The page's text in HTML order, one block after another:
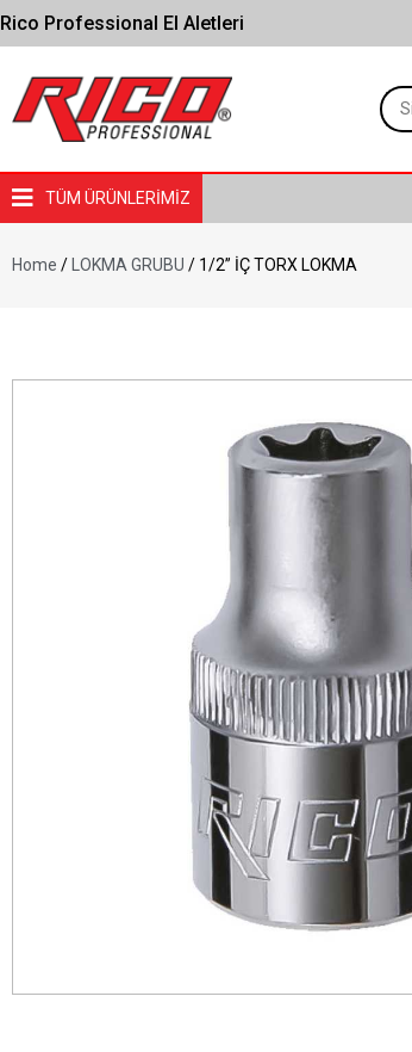
Rico Professional El Aletleri
TÜM ÜRÜNLERİMİZ
Home /LOKMA GRUBU / 1/2” İÇ TORX LOKMA